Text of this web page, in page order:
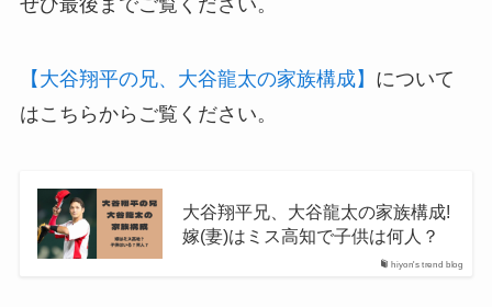
ぜひ最後までご覧ください。
【大谷翔平の兄、大谷龍太の家族構成】 について
はこちらからご覧ください。
hiyon's trend blog
大谷翔平兄、大谷龍太の家族構成!
嫁(妻)はミス高知で子供は何人？